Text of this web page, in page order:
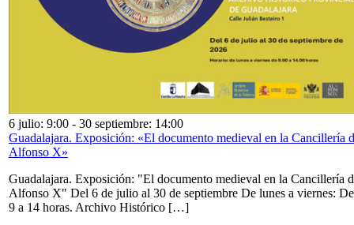
6 julio: 9:00 - 30 septiembre: 14:00
Guadalajara. Exposición: «El documento medieval en la Cancillería
Alfonso X»
Guadalajara. Exposición: "El documento medieval en la Cancillería
Alfonso X" Del 6 de julio al 30 de septiembre De lunes a viernes: De
9 a 14 horas. Archivo Histórico […]